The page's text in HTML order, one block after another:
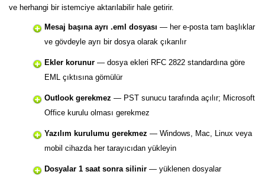
ve herhangi bir istemciye aktarılabilir hale getirir.
Mesaj başına ayrı .eml dosyası — her e-posta tam başlıklar
ve gövdeyle ayrı bir dosya olarak çıkarılır
Ekler korunur — dosya ekleri RFC 2822 standardına göre
EML çıktısına gömülür
Outlook gerekmez — PST sunucu tarafında açılır; Microsoft
Office kurulu olması gerekmez
Yazılım kurulumu gerekmez — Windows, Mac, Linux veya
mobil cihazda her tarayıcıdan yükleyin
Dosyalar 1 saat sonra silinir — yüklenen dosyalar